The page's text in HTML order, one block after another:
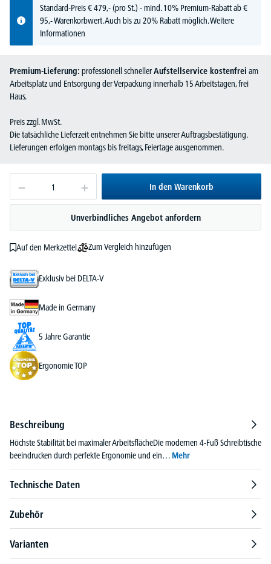
Standard-Preis€479,-(pro St.) - mind. 10% Premium-Rabatt ab €
95,- Warenkorbwert. Auch bis zu 20% Rabatt möglich.Weitere
Informationen
Premium-Lieferung: professionell schnellerAufstellservice kostenfrei am
Arbeitsplatz und Entsorgung der Verpackung innerhalb 15 Arbeitstagen, frei
Haus.
Preis zzgl. MwSt.
Die tatsächliche Lieferzeit entnehmen Sie bitte unserer Auftragsbestätigung.
Lieferungen erfolgen montags bis freitags, Feiertage ausgenommen.
In den Warenkorb
Unverbindliches Angebot anfordern
Auf den Merkzettel Zum Vergleich hinzufügen
Exklusiv bei DELTA-V
Made in Germany
5 Jahre Garantie
Ergonomie TOP
Beschreibung
Höchste Stabilität bei maximaler ArbeitsflächeDie modernen 4-Fuß Schreibtische
beeindrucken durch perfekte Ergonomie und ein… Mehr
Technische Daten
Zubehör
Varianten